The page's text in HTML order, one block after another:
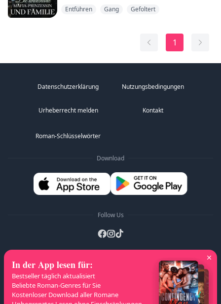
außerhalb dieser vier Wände ist sie eine Kraft, mit der
Entführen Gang Gefoltert
1
Datenschutzerklärung Nutzungsbedingungen
Urheberrecht melden Kontakt
Roman-Schlüsselwörter
Download
Follow Us
A-Z Listen: A B C H I
J
K
L M N O P U V
X
Y
In der App lesen für:
Bestseller täglich aktualisiert
Beliebte Roman-Genres für Sie
Kostenloser Download aller Romane